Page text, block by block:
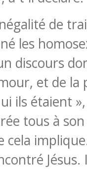
de
les
discours
et de la
ils étaient
tous à
cela
Jésus.